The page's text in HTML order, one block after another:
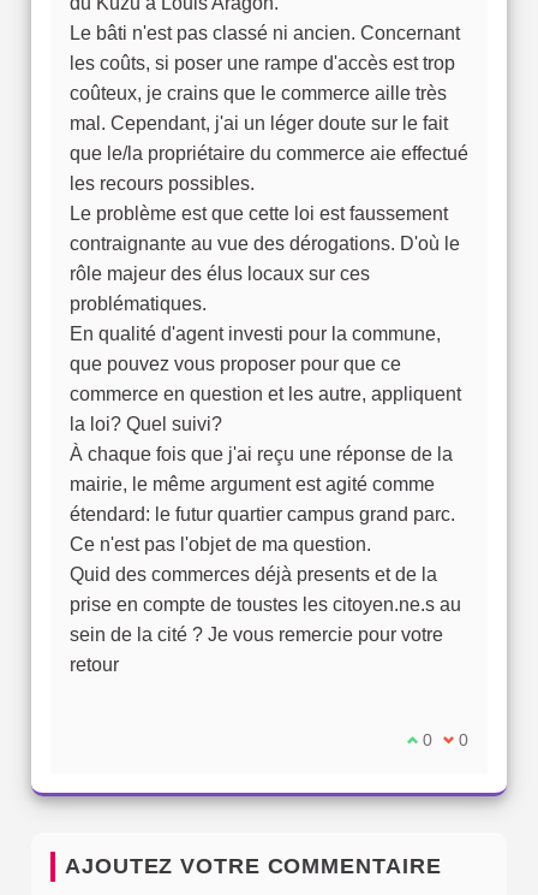
Le bâti n'est pas classé ni ancien. Concernant
les coûts, si poser une rampe d'accès est trop
coûteux, je crains que le commerce aille très
mal. Cependant, j'ai un léger doute sur le fait
que le/la propriétaire du commerce aie effectué
les recours possibles.
Le problème est que cette loi est faussement
contraignante au vue des dérogations. D'où le
rôle majeur des élus locaux sur ces
problématiques.
En qualité d'agent investi pour la commune,
que pouvez vous proposer pour que ce
commerce en question et les autre, appliquent
la loi? Quel suivi?
À chaque fois que j'ai reçu une réponse de la
mairie, le même argument est agité comme
étendard: le futur quartier campus grand parc.
Ce n'est pas l'objet de ma question.
Quid des commerces déjà presents et de la
prise en compte de toustes les citoyen.ne.s au
sein de la cité ? Je vous remercie pour votre
retour
Je suis d'accord
0 Je ne suis
0
AJOUTEZ VOTRE COMMENTAIRE